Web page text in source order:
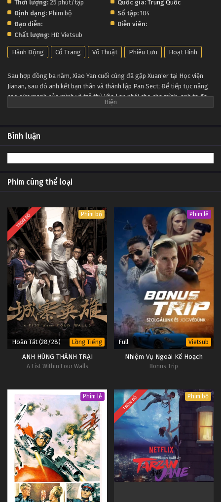
Đấu Phá Thương Khung Ngoại Truyện Tập 120
Đấu Phá Thương Khung Ngoại Truyện Tập 119
Đấu Phá Thương Khung Ngoại Truyện Tập 118
Tập 116
Đấu Phá Thương Khung Ngoại Truyện Tập 115
Tập 115
Đấu Phá Thương Khung Ngoại Truyện Tập 114
Tập 114
Đấu Phá Thương Khung Ngoại Truyện Tập 113
Tập 113
Đấu Phá Thương Khung Ngoại Truyện Tập 112
Tập 112
Đấu Phá Thương Khung Ngoại Truyện Tập 111
Đấu Phá Thương Khung Ngoại Truyện Tập 110
Tập 110
Đấu Phá Thương Khung Ngoại Truyện Tập 109
Tập 109
Đấu Phá Thương Khung Ngoại Truyện Tập 108
Tập 108
Thời lượng: 25 phút/tập Quốc gia: Trung Quốc
Định dạng: Phim bộ Số tập: 104
Đạo diễn:
Diễn viên:
Chất lượng: HD Vietsub
Hành Động Cổ Trang Võ Thuật Phiêu Lưu Hoạt Hình
Sau hợp đồng ba năm, Xiao Yan cuối cùng đã gặp Xuan'er tại Học viện
Jianan, sau đó anh kết bạn thân và thành lập Pan Sect; Để tiếp tục nâng
cao sức mạnh của mình và trả thù Vân Lan phái cho cha mình, anh ta đã
đi sâu vào Tháp khí đốt thiên đường để nuốt chửng Fallen Heart Yan
Bình luận
Phim cùng thể loại
TRỌN BỘ Phim bộ
Hoàn Tất (28/28) Lồng Tiếng
ANH HÙNG THÀNH TRẠI
A Fist Within Four Walls
Phim lẻ
Full Vietsub
Nhiệm Vụ Ngoài Kế Hoạch
Bonus Trip
Phim lẻ TRỌN BỘ Phim bộ